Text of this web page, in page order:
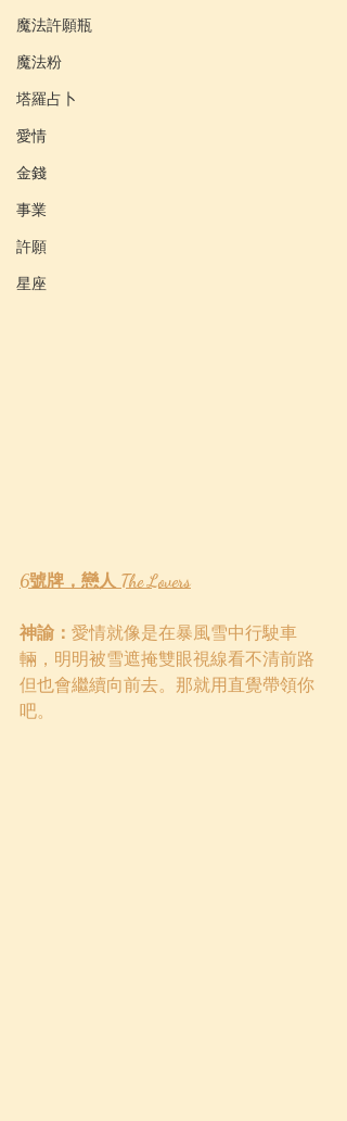
魔法許願瓶
魔法粉
塔羅占卜
愛情
金錢
事業
許願
星座
6號牌，戀人 The Lovers
神諭： 愛情就像是在暴風雪中行駛車
輛，明明被雪遮掩雙眼視線看不清前路
但也會繼續向前去。那就用直覺帶領你
吧。